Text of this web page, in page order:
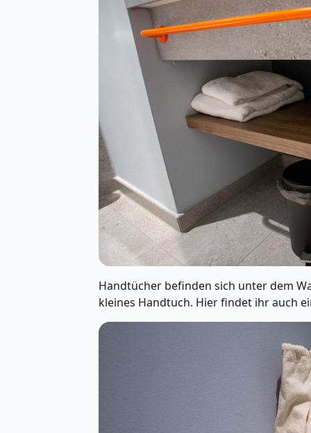
Handtücher befinden sich unter dem
kleines Handtuch. Hier findet ihr auch